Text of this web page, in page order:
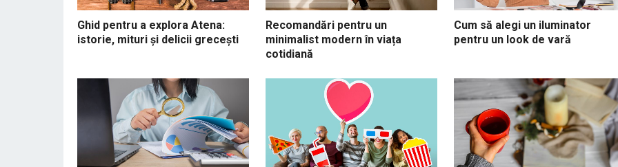
Ghid pentru a explora Atena:
istorie, mituri și delicii grecești
Recomandări pentru un
minimalist modern în viața
cotidiană
Cum să alegi un iluminator
pentru un look de vară